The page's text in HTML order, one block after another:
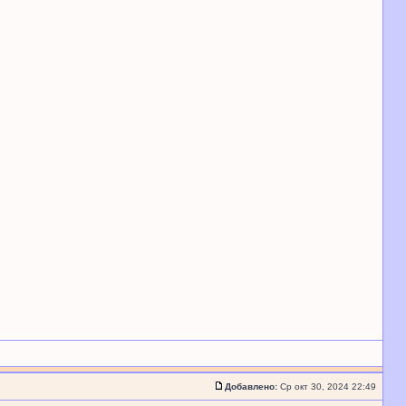
Добавлено: Ср окт 30, 2024 22:49